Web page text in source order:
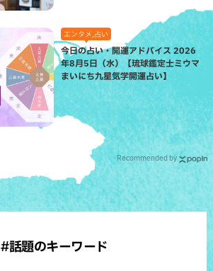
エンタメ,占い
今日の占い・開運アドバイス 2026
年8月5日（水）【琉球鑑定士ミウマ
まいにち九星気学開運占い】
Recommended by
#話題のキーワード